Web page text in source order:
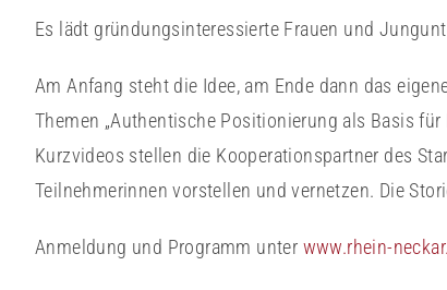
Es lädt gründungsinteressierte Frauen und
Am Anfang steht die Idee, am Ende dann das
Themen „Authentische Positionierung als Basis für
Kurzvideos stellen die Kooperationspartner des
Teilnehmerinnen vorstellen und vernetzen. Die
Anmeldung und Programm unter www.rhein-